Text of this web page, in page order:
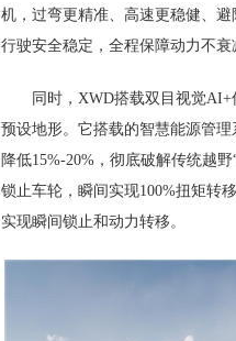
机，过弯更精准、高速更稳健、
行驶安全稳定，全程保障动力不衰
同时，XWD搭载双目视觉
预设地形。它搭载的智慧能源管
降低15%-20%，彻底破解传统越
锁止车轮，瞬间实现100%扭矩转
实现瞬间锁止和动力转移。